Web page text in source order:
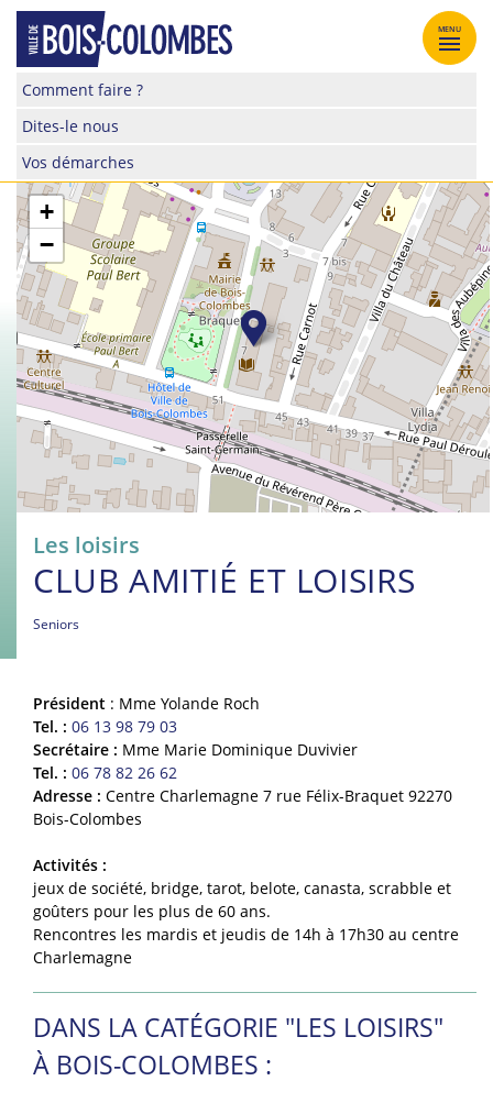
Skip
content
Site
de
la
de
Bois-
Colombes
Comment faire ?
Dites-le nous
Vos démarches
MENU
+
−
Les loisirs
CLUB AMITIÉ ET LOISIRS
Seniors
Président : Mme Yolande Roch
Tel. : 06 13 98 79 03
Secrétaire : Mme Marie Dominique Duvivier
Tel. : 06 78 82 26 62
Adresse : Centre Charlemagne 7 rue Félix-Braquet 92270
Bois-Colombes
Activités :
jeux de société, bridge, tarot, belote, canasta, scrabble et
goûters pour les plus de 60 ans.
Rencontres les mardis et jeudis de 14h à 17h30 au centre
Charlemagne
DANS LA CATÉGORIE "LES LOISIRS"
À BOIS-COLOMBES :